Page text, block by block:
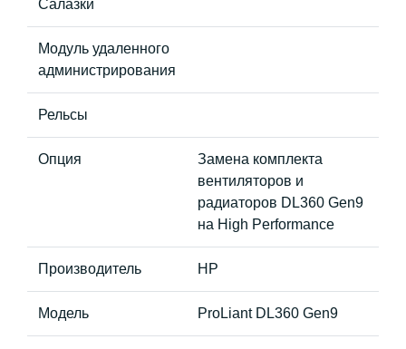
Салазки
Модуль удаленного
администрирования
Рельсы
Опция
Замена комплекта
вентиляторов и
радиаторов DL360 Gen9
на High Performance
Производитель HP
Модель ProLiant DL360 Gen9